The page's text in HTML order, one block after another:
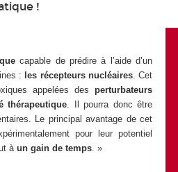
!
capable de prédire à l’aide d’un
: les récepteurs nucléaires. Cet
appelées desperturbateurs
thérapeutique. Il pourra donc être
Le principal avantage de cet
pour leur potentiel
àun gain de temps. »